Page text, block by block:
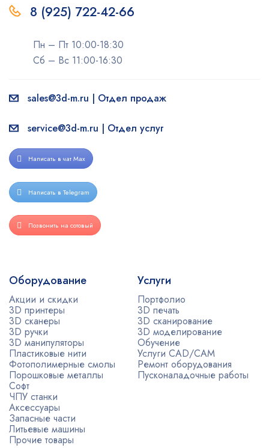
8 (925) 722-42-66
Пн – Пт 10:00-18:30
Сб – Вс 11:00-16:30
sales@3d-m.ru | Отдел продаж
service@3d-m.ru | Отдел услуг
Написать в чат Max
Написать в Telegram
Позвонить на сотовый
Оборудование
Акции и скидки
3D принтеры
3D сканеры
3D ручки
3D манипуляторы
Пластиковые нити
Фотополимерные смолы
Порошковые металлы
Софт
ЧПУ станки
Аксессуары
Запасные части
Литьевые машины
Прочие товары
Услуги
Портфолио
3D печать
3D сканирование
3D моделирование
Обучение
Услуги CAD/CAM
Ремонт оборудования
Пусконаладочные работы